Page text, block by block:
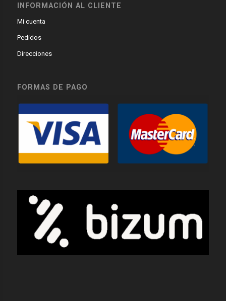
INFORMACIÓN AL CLIENTE
Mi cuenta
Pedidos
Direcciones
FORMAS DE PAGO